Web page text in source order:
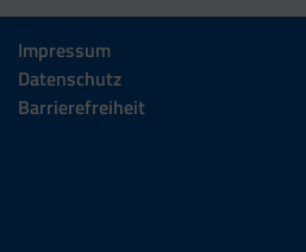
Impressum
Datenschutz
Barrierefreiheit